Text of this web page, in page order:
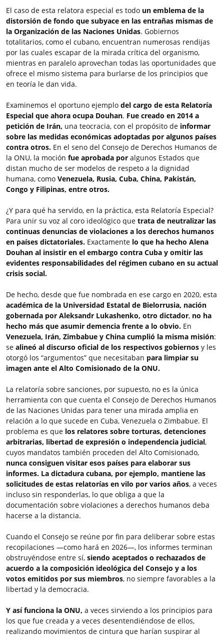
El caso de esta relatora especial es todo un emblema de la
distorsión de fondo que subyace en las entrañas mismas de
la Organización de las Naciones Unidas. Gobiernos
totalitarios, como el cubano, encuentran numerosas rendijas
por las cuales escapar de la mirada crítica del organismo,
mientras en paralelo aprovechan todas las oportunidades que
ofrece el mismo sistema para burlarse de los principios que
en teoría le dan vida.
Examinemos el oportuno ejemplo del cargo de esta Relatoría
Especial que ahora ocupa Douhan. Fue creado en 2014 a
petición de Irán, una teocracia, con el propósito de informar
sobre las medidas económicas adoptadas por algunos países
contra otros. En el seno del Consejo de Derechos Humanos de
la ONU, la moción fue aprobada por algunos Estados que
distan mucho de ser modelos de respeto a la dignidad
humana, como Venezuela, Rusia, Cuba, China, Pakistán,
Congo y Filipinas, entre otros.
¿Y para qué ha servido, en la práctica, esta Relatoría Especial?
Para unir su voz al coro ideológico que trata de neutralizar las
continuas denuncias de violaciones a los derechos humanos
en países dictatoriales. Exactamente lo que ha hecho Alena
Douhan al insistir en el embargo contra Cuba y omitir las
evidentes responsabilidades del régimen cubano en su actual
crisis social.
De hecho, desde que fue nombrada en ese cargo en 2020, esta
académica de la Universidad Estatal de Bielorrusia, nación
gobernada por Aleksandr Lukashenko, otro dictador, no ha
hecho más que asumir demencia frente a lo obvio. En
Venezuela, Irán, Zimbabue y China cumplió la misma misión:
se alineó al discurso oficial de los respectivos gobiernos y les
otorgó los “argumentos” que necesitaban para limpiar su
imagen ante el Alto Comisionado de la ONU.
La relatoría sobre sanciones, por supuesto, no es la única
herramienta con que cuenta el Consejo de Derechos Humanos
de las Naciones Unidas para tener una mirada amplia en
relación a lo que sucede en Cuba, Venezuela o Zimbabue. El
problema es que los relatores sobre torturas, detenciones
arbitrarias, libertad de expresión o independencia judicial,
cuyos mandatos también proceden del Alto Comisionado,
nunca consiguen visitar esos países para elaborar sus
informes. La dictadura cubana, por ejemplo, mantiene las
solicitudes de estas relatorías en vilo por varios años, a veces
incluso sin responderlas, lo que obliga a que la
documentación sobre violaciones a derechos humanos deba
hacerse a la distancia.
Cuando el Consejo se reúne por fin para deliberar sobre estas
recopilaciones —como hará en 2026—, los informes terminan
obstruyéndose entre sí, siendo aceptados o rechazados de
acuerdo a la composición ideológica del Consejo y a los
votos emitidos por sus miembros, no siempre favorables a la
libertad y la democracia.
Y así funciona la ONU, a veces sirviendo a los principios para
los que fue creada y a veces desentendiéndose de ellos,
realizando movimientos de cintura que harían suspirar al